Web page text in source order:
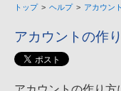
トップ > ヘルプ > アカウン
アカウントの作